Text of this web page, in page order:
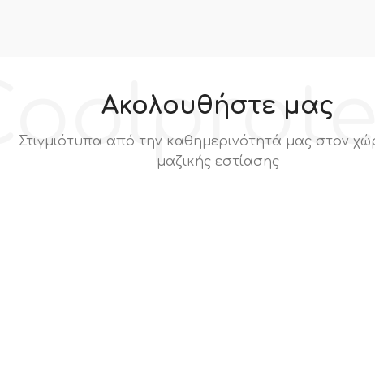
Ακολουθήστε μας
Στιγμιότυπα από την καθημερινότητά μας στον
μαζικής εστίασης